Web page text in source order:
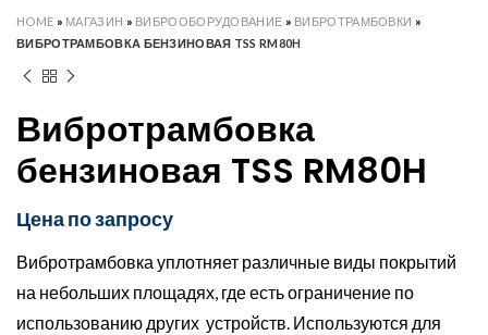
HOME » МАГАЗИН » ВИБРООБОРУДОВАНИЕ » ВИБРОТРАМБОВКИ »
ВИБРОТРАМБОВКА БЕНЗИНОВАЯ TSS RM80H
Вибротрамбовка
бензиновая TSS RM80H
Цена по запросу
Вибротрамбовка уплотняет различные виды покрытий
на небольших площадях, где есть ограничение по
использованию других устройств. Используются для